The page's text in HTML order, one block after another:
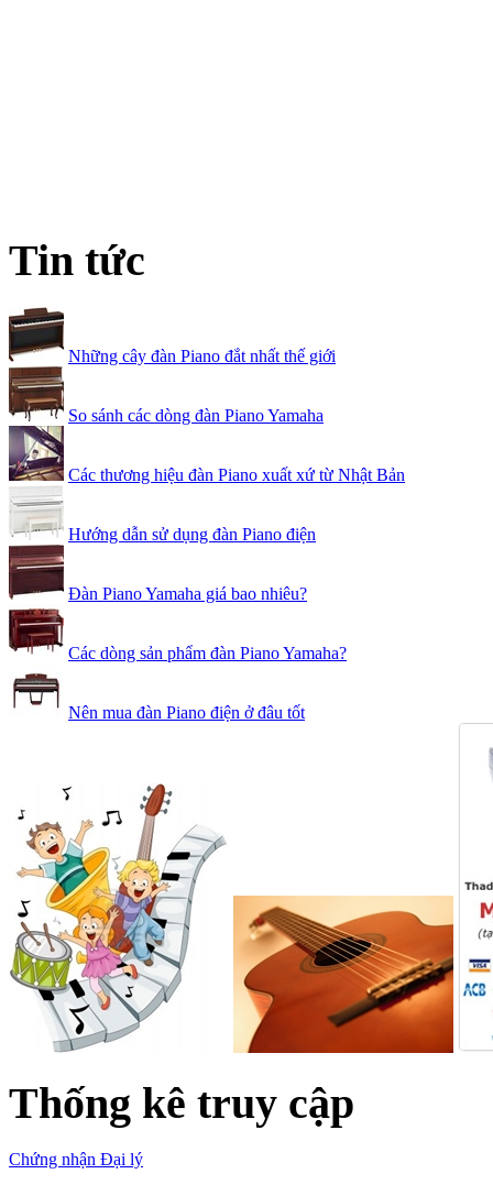
Tin tức
Những cây đàn Piano đắt nhất thế giới
So sánh các dòng đàn Piano Yamaha
Các thương hiệu đàn Piano xuất xứ từ Nhật Bản
Hướng dẫn sử dụng đàn Piano điện
Đàn Piano Yamaha giá bao nhiêu?
Các dòng sản phẩm đàn Piano Yamaha?
Nên mua đàn Piano điện ở đâu tốt
Thống kê truy cập
Chứng nhận Đại lý